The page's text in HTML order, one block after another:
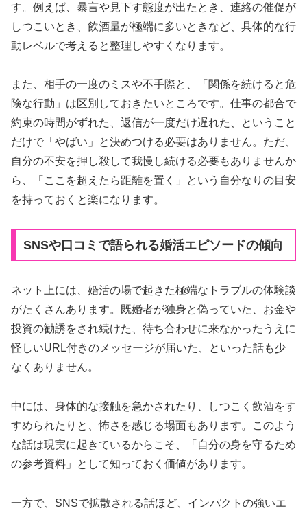
す。例えば、暴言や見下す態度が出たとき、連絡の催促が
しつこいとき、飲酒量が極端に多いときなど、具体的な行
動レベルで考えると整理しやすくなります。
また、相手の一度のミスや不手際と、「関係を続けると危
険な行動」は区別しておきたいところです。仕事の都合で
約束の時間がずれた、返信が一度だけ遅れた、ということ
だけで「やばい」と決めつける必要はありません。ただ、
自分の不安を押し殺して我慢し続ける必要もありませんか
ら、「ここを超えたら距離を置く」という自分なりの目安
を持っておくと楽になります。
SNSや口コミで語られる婚活エピソードの傾向
ネット上には、婚活の場で起きた極端なトラブルの体験談
がたくさんあります。既婚者が独身と偽っていた、お金や
投資の勧誘をされ続けた、待ち合わせに来なかったうえに
怪しいURL付きのメッセージが届いた、といった話も少
なくありません。
中には、身体的な接触を急かされたり、しつこく飲酒をす
すめられたりと、怖さを感じる場面もあります。このよう
な話は現実に起きているからこそ、「自分の身を守るため
の参考資料」として知っておく価値があります。
一方で、SNSで拡散される話ほど、インパクトの強いエ